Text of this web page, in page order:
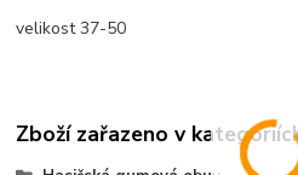
velikost 37-50
Zboží zařazeno v